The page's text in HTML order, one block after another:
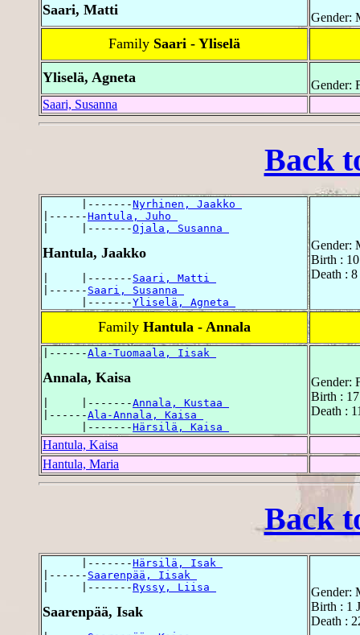
Saari, Matti Gender:
Family Saari - Yliselä
Yliselä, Agneta
Gender:
Saari, Susanna
Back
      |-------
Nyrhinen, Jaakko
|------Hantula, Juho
|     |-------Ojala, Susanna
Hantula, Jaakko
|     |------- Saari, Matti
|------ Saari, Susanna
      |-------
Yliselä, Agneta
Gender:
Birth :
Death :
Family Hantula - Annala
|------Ala-Tuomaala, Iisak
Annala, Kaisa
|     |-------Annala, Kustaa
|------Ala-Annala, Kaisa
      |-------
Härsilä, Kaisa
Gender:
Birth :
Death :
Hantula, Kaisa
Hantula, Maria
Back
      |-------
Härsilä, Isak
|------ Saarenpää, Iisak
|     |-------Ryssy, Liisa
Saarenpää, Isak
Gender:
Birth : 1
Death :